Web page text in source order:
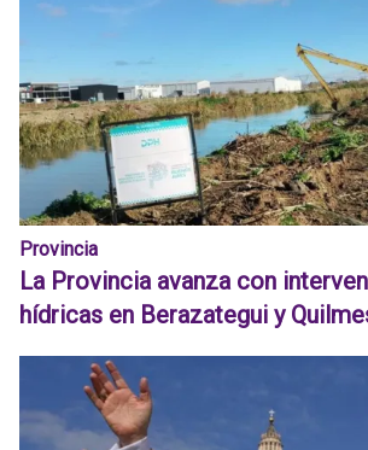
Provincia
La Provincia avanza con
hídricas en Berazategui y